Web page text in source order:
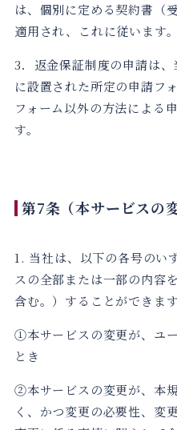
は、個別に定める契約書（
適用され、これに従います。
3．返金保証制度の申請は
に設置された所定の申請フ
フォーム以外の方法による
す。
第7条（本サービスの
1. 当社は、以下の各号のい
スの全部または一部の内容
含む。）することができます
①本サービスの変更が、ユ
とき
②本サービスの変更が、本
く、かつ変更の必要性、変